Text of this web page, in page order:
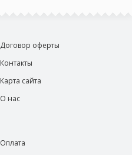
Договор оферты
Контакты
Карта сайта
О нас
Оплата